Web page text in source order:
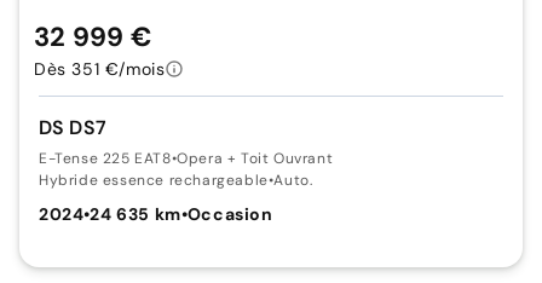
DS DS7
E-Tense 225 EAT8•Opera + Toit Ouvrant
Hybride essence rechargeable•Auto.
2024•24 635 km•Occasion
32 999 €
Dès 351 €/mois